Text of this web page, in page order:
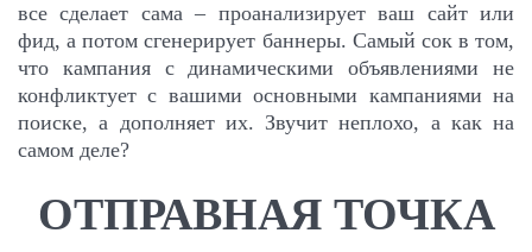
все сделает сама – проанализирует ваш сайт или
фид, а потом сгенерирует баннеры. Самый сок в том,
что кампания с динамическими объявлениями не
конфликтует с вашими основными кампаниями на
поиске, а дополняет их. Звучит неплохо, а как на
самом деле?
ОТПРАВНАЯ ТОЧКА